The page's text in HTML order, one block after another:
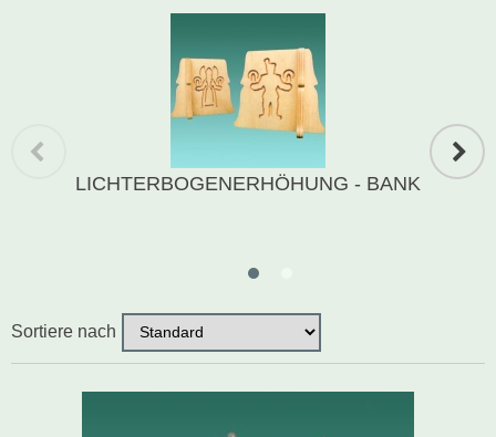
Holzkunst nach Hersteller
Schwibbogen
LICHTERBOGENERHÖHUNG - BANK
Sortiere nach